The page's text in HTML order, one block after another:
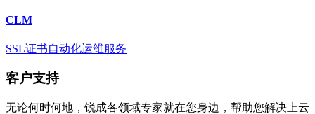
CLM
SSL证书自动化运维服务
客户支持
无论何时何地，锐成各领域专家就在您身边，帮助您解决上云